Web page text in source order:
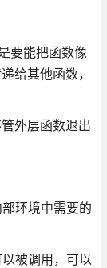
要能把函数像
给其他函数，
外层函数退出
环境中需要的
被调用，可以